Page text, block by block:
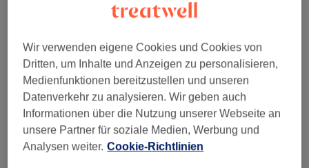
1 Std.
ab CHF 90
Schnellansicht Saloninfos
Montag 09:00–19:00
Dienstag
09:00– 19:00
Mittwoch
Wir verwenden eigene Cookies und Cookies von
Dritten, um Inhalte und Anzeigen zu personalisieren,
Medienfunktionen bereitzustellen und unseren
Datenverkehr zu analysieren. Wir geben auch
Informationen über die Nutzung unserer Webseite an
unsere Partner für soziale Medien, Werbung und
Analysen weiter. Cookie-Richtlinien